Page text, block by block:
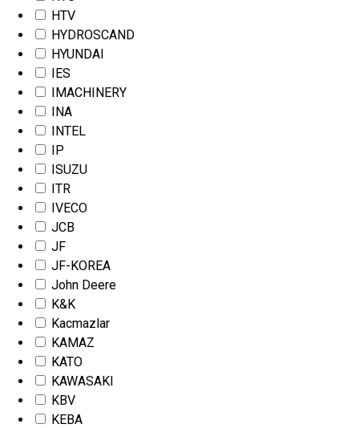
HTV
HYDROSCAND
HYUNDAI
IES
IMACHINERY
INA
INTEL
IP
ISUZU
ITR
IVECO
JCB
JF
JF-KOREA
John Deere
K&K
Kacmazlar
KAMAZ
KATO
KAWASAKI
KBV
KEBA